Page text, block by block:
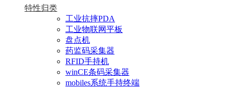
特性归类
工业抗摔PDA
工业物联网平板
盘点机
药监码采集器
RFID手持机
winCE条码采集器
mobiles系统手持终端